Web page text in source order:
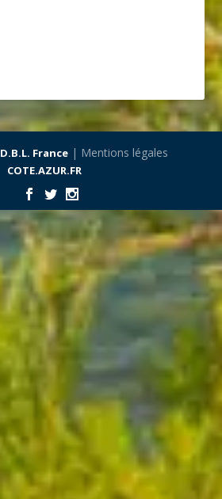
D.B.L. France| Mentions légales
COTE.AZUR.FR